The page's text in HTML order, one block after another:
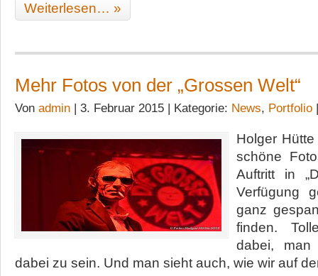
Weiterlesen… »
Mehr Fotos von der „Grossen Welt“
Von admin | 3. Februar 2015 | Kategorie: News, Portfolio
Holger
schöne
Auftritt in
Verfügung
ganz
finden.
dabei,
dabei zu sein. Und man sieht auch, wie wir auf